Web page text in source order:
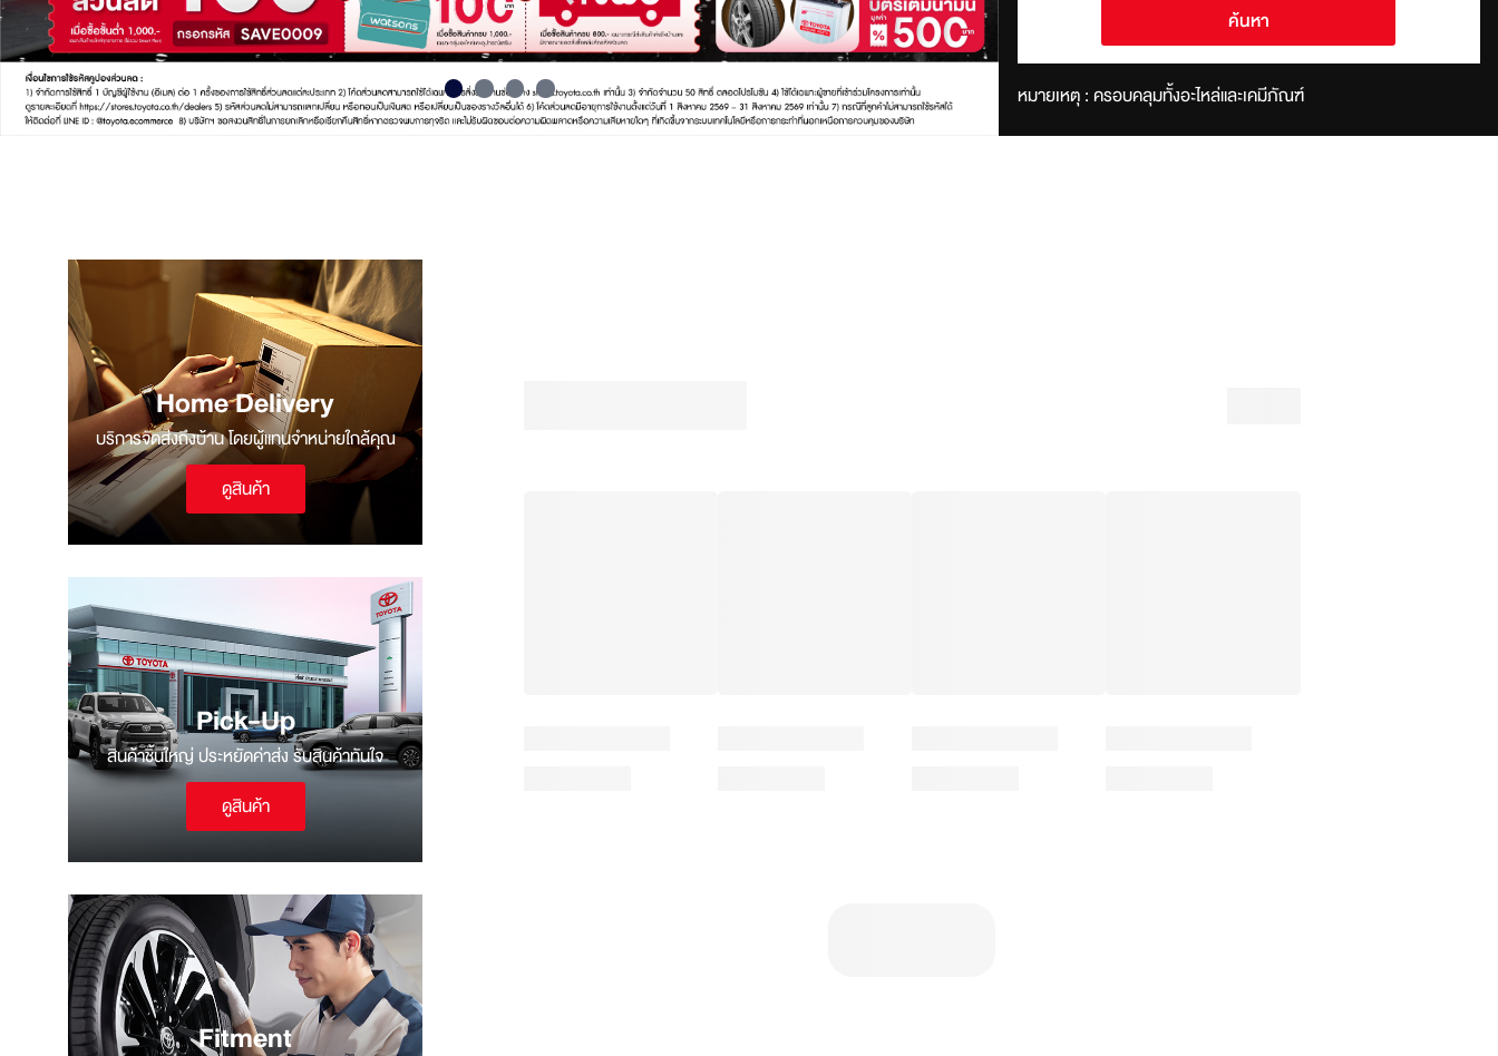
ค้นหา
หมายเหตุ : ครอบคลุมทั้งอะไหล่และเคมีภัณฑ์
Home Delivery
บริการจัดส่งถึงบ้าน โดยผู้แทนจำหน่ายใกล้คุณ
ดูสินค้า
Pick-Up
สินค้าชิ้นใหญ่ ประหยัดค่าส่ง รับสินค้าทันใจ
ดูสินค้า
Fitment